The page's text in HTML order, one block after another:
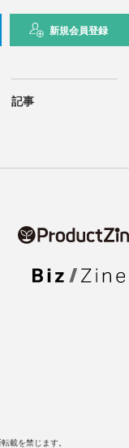
新規会員登録
記事
載を禁じます。